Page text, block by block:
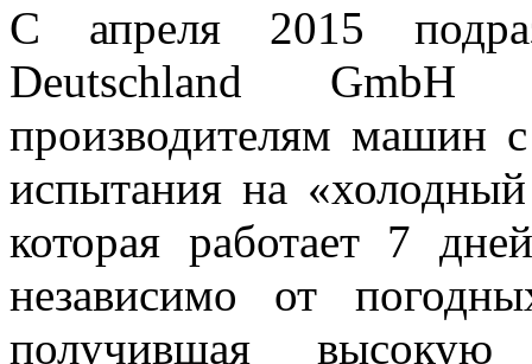
С апреля 2015
Deutschland GmbH
производителям машин
испытания на
которая работает 7
независимо от
получившая высокую